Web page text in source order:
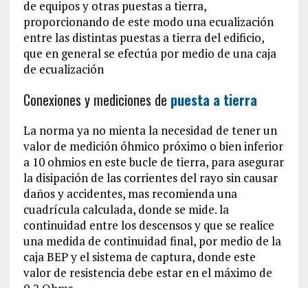
de equipos y otras puestas a tierra,
proporcionando de este modo una ecualización
entre las distintas puestas a tierra del edificio,
que en general se efectúa por medio de una caja
de ecualización
Conexiones y mediciones de puesta a tierra
La norma ya no mienta la necesidad de tener un
valor de medición óhmico próximo o bien inferior
a 10 ohmios en este bucle de tierra, para asegurar
la disipación de las corrientes del rayo sin causar
daños y accidentes, mas recomienda una
cuadrícula calculada, donde se mide. la
continuidad entre los descensos y que se realice
una medida de continuidad final, por medio de la
caja BEP y el sistema de captura, donde este
valor de resistencia debe estar en el máximo de